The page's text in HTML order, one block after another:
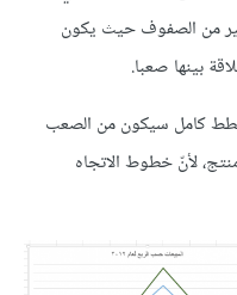
من الصفوف حيث يكون
بينها صعبا.
كامل سيكون من الصعب
لأنّ خطوط الاتجاه